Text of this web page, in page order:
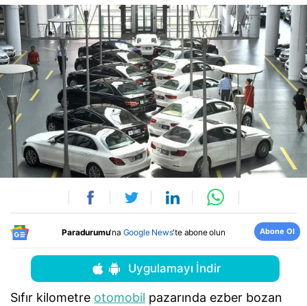
Paradurumu'na Google News'te abone olun Abone Ol
Uygulamayı İndir
Sıfır kilometre otomobil pazarında ezber bozan